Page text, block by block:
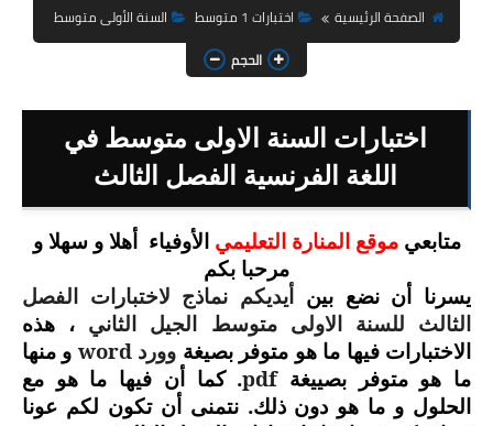
السنة الثانية ابتدائي
السنة الثالثة ابتدائي
السنة الرابعة ابتدائي
السنة الخامسة ابتدائي
شهادة التعليم الابتدائي
تزيين القسم
التعليم المتوسط
السنة الاولى متوسط
الصفحة الرئيسية
اختبارات 1 متوسط
السنة الأولى متوسط
الحجم
اختبارات السنة الاولى متوسط في
اللغة الفرنسية الفصل الثالث
متابعيموقع المنارة التعليميالأوفياء أهلا و سهلا و
مرحبا بكم
يسرنا أن نضع بين أيديكم نماذج لاختبارات الفصل
الثالث للسنة الاولى متوسط الجيل الثاني
، هذه
الاختبارات فيها ما هو متوفر بصيغة ووردword و منها
ما هو متوفر بصييغةpdf. كما أن فيها ما هو مع
الحلول و ما هو دون ذلك. نتمنى أن تكون لكم عونا